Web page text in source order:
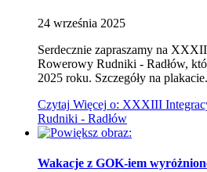
24 września 2025
Serdecznie zapraszamy na
Rowerowy Rudniki - Radłów,
2025 roku. Szczegóły na plakacie.
Czytaj Więcej o: XXXIII
Rudniki - Radłów
Wakacje z GOK-iem